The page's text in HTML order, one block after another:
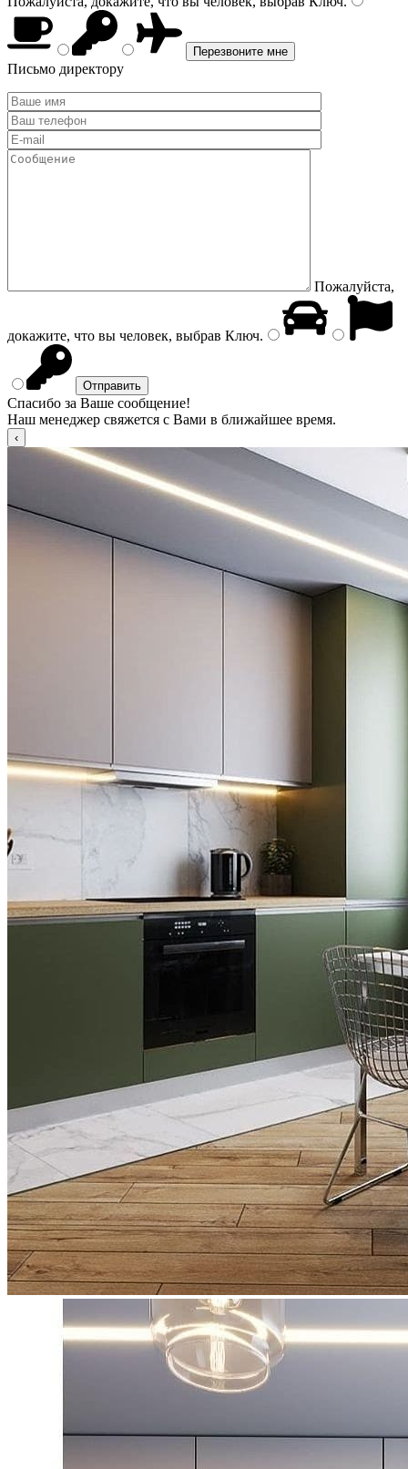
Письмо директору
Пожалуйста,
докажите, что вы человек, выбрав Ключ.
Спасибо за Ваше сообщение!
Наш менеджер свяжется с Вами в ближайшее время.